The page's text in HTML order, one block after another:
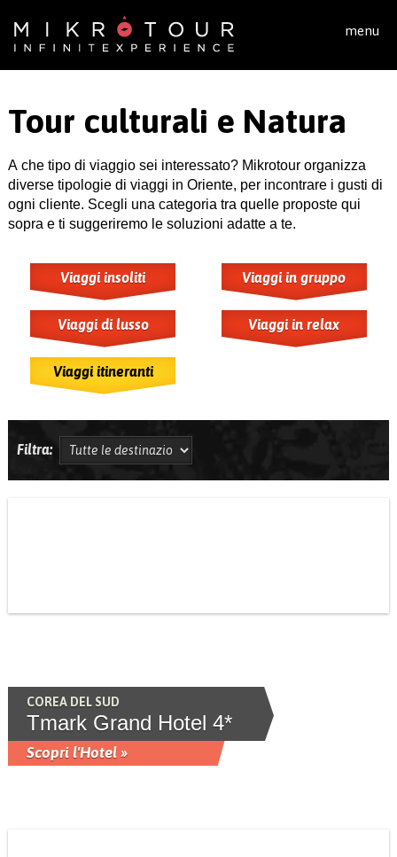
menu
Tour culturali e Natura
A che tipo di viaggio sei interessato? Mikrotour organizza
diverse tipologie di viaggi in Oriente, per incontrare i gusti di
ogni cliente. Scegli una categoria tra quelle proposte qui
sopra e ti suggeriremo le soluzioni adatte a te.
Viaggi insoliti Viaggi in gruppo
Viaggi di lusso Viaggi in relax
Viaggi itineranti
Filtra:
COREA DEL SUD
Tmark Grand Hotel 4*
Scopri l'Hotel »